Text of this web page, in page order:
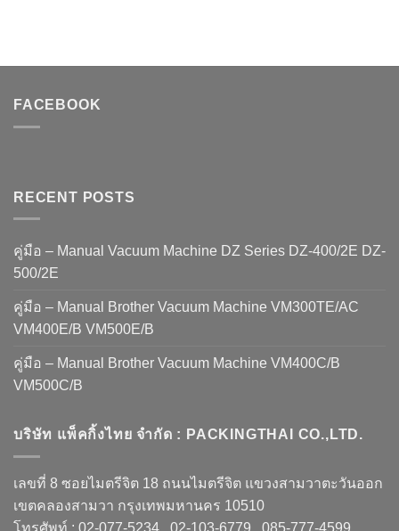
FACEBOOK
RECENT POSTS
คู่มือ – Manual Vacuum Machine DZ Series DZ-400/2E DZ-
500/2E
คู่มือ – Manual Brother Vacuum Machine VM300TE/AC
VM400E/B VM500E/B
คู่มือ – Manual Brother Vacuum Machine VM400C/B
VM500C/B
บริษัท แพ็คกิ้งไทย จำกัด : PACKINGTHAI CO.,LTD.
เลขที่ 8 ซอยไมตรีจิต 18 ถนนไมตรีจิต แขวงสามวาตะวันออก
เขตคลองสามวา กรุงเทพมหานคร 10510
โทรศัพท์ : 02-077-5234 , 02-103-6779 , 085-777-4599